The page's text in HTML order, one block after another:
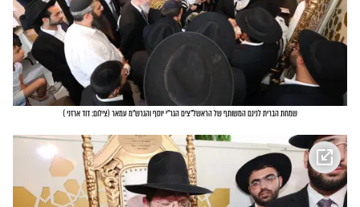
שמחת הברית לנינם המשותף של הראשל"צים הגר"י יוסף והגרש"מ עמאר (צילום: דוד ארזני)